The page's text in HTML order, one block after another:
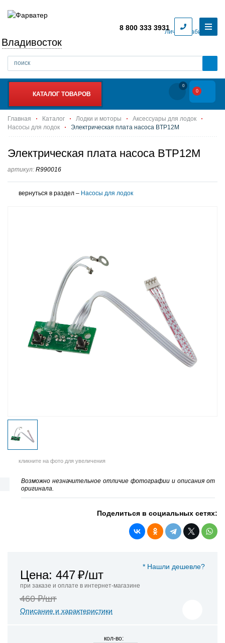
Личный кабинет
Владивосток
8 800 333 3931
КАТАЛОГ ТОВАРОВ
0
0
Главная Каталог Лодки и моторы
Аксессуары для лодок
Насосы для лодок
Электрическая плата насоса BTP12M
Электрическая плата насоса BTP12M
артикул: R990016
вернуться в раздел – Насосы для лодок
кликните на фото для увеличения
Возможно незначительное отличие фотографии и описания от
оригинала.
Поделиться в социальных сетях:
* Нашли дешевле?
Цена: 447₽/шт
при заказе и оплате в интернет-магазине
460 ₽/шт
Описание и характеристики
кол-во: